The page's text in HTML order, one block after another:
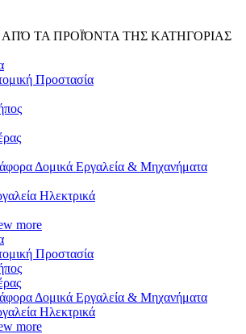
ΑΠΌ ΤΑ ΠΡΟΪΌΝΤΑ ΤΗΣ ΚΑΤΗΓΟΡΙΑΣ
Προστασία
Δομικά Εργαλεία & Μηχανήματα
Ηλεκτρικά
more
Προστασία
Δομικά Εργαλεία & Μηχανήματα
Ηλεκτρικά
more